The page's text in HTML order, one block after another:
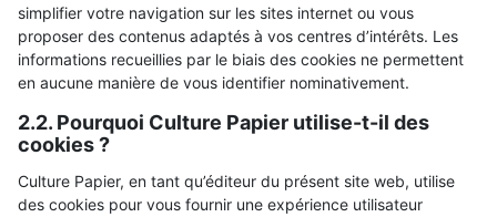
simplifier votre navigation sur les sites internet ou vous
proposer des contenus adaptés à vos centres d’intérêts. Les
informations recueillies par le biais des cookies ne permettent
en aucune manière de vous identifier nominativement.
2.2. Pourquoi Culture Papier utilise-t-il des
cookies ?
Culture Papier, en tant qu’éditeur du présent site web, utilise
des cookies pour vous fournir une expérience utilisateur